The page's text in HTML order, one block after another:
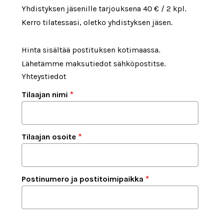
Yhdistyksen jäsenille tarjouksena 40 € / 2 kpl.
Kerro tilatessasi, oletko yhdistyksen jäsen.
Hinta sisältää postituksen kotimaassa.
Lähetämme maksutiedot sähköpostitse.
Yhteystiedot
Tilaajan nimi
Tilaajan osoite
Postinumero ja postitoimipaikka